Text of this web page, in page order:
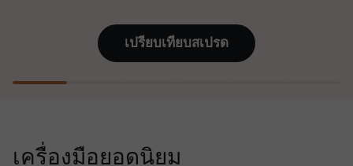
คนสามารถรับ iPhone, MacBook
หรือทริปในฝัน เพียงแค่ฝากเงิน
การขาดทุนและรับประกันกำไรเพิ่ม
เปรียบเทียบสเปรด
เครื่องมือยอดนิยม